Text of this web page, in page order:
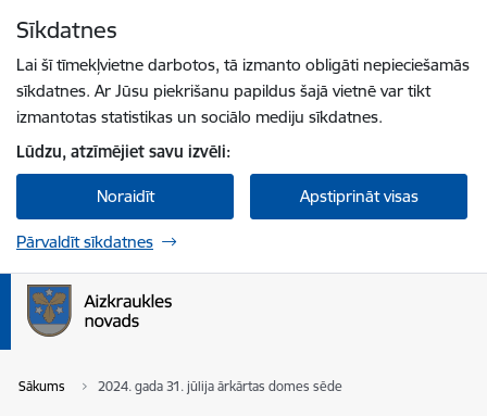
Sīkdatnes
Lai šī tīmekļvietne darbotos, tā izmanto obligāti nepieciešamās
sīkdatnes. Ar Jūsu piekrišanu papildus šajā vietnē var tikt
izmantotas statistikas un sociālo mediju sīkdatnes.
Lūdzu, atzīmējiet savu izvēli:
Noraidīt Apstiprināt visas
Pārvaldīt sīkdatnes
Sākums 2024. gada 31. jūlija ārkārtas domes sēde